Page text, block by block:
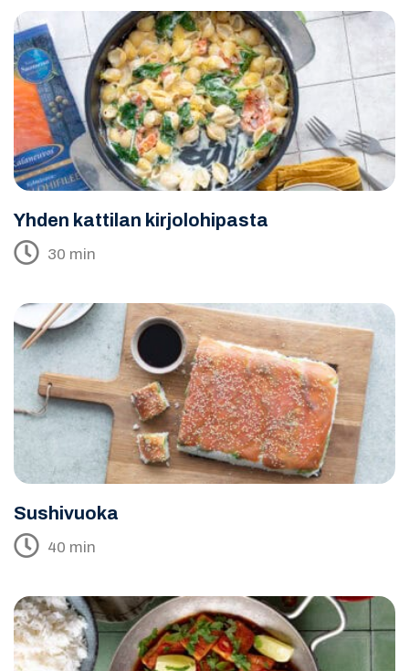
Yhden kattilan kirjolohipasta
30 min
Sushivuoka
40 min